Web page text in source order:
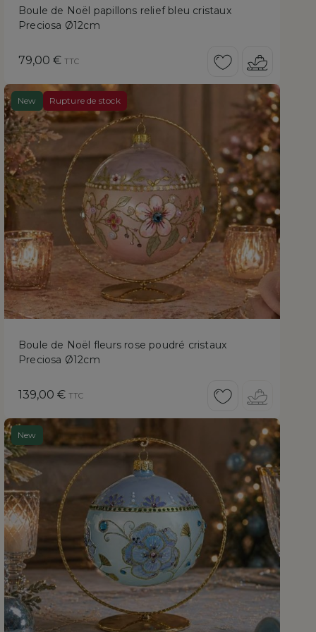
Boule de Noël papillons relief bleu cristaux
Preciosa Ø12cm
Prix
79,00 € TTC
New Rupture de stock
Boule de Noël fleurs rose poudré cristaux
Preciosa Ø12cm
Prix
139,00 € TTC
New